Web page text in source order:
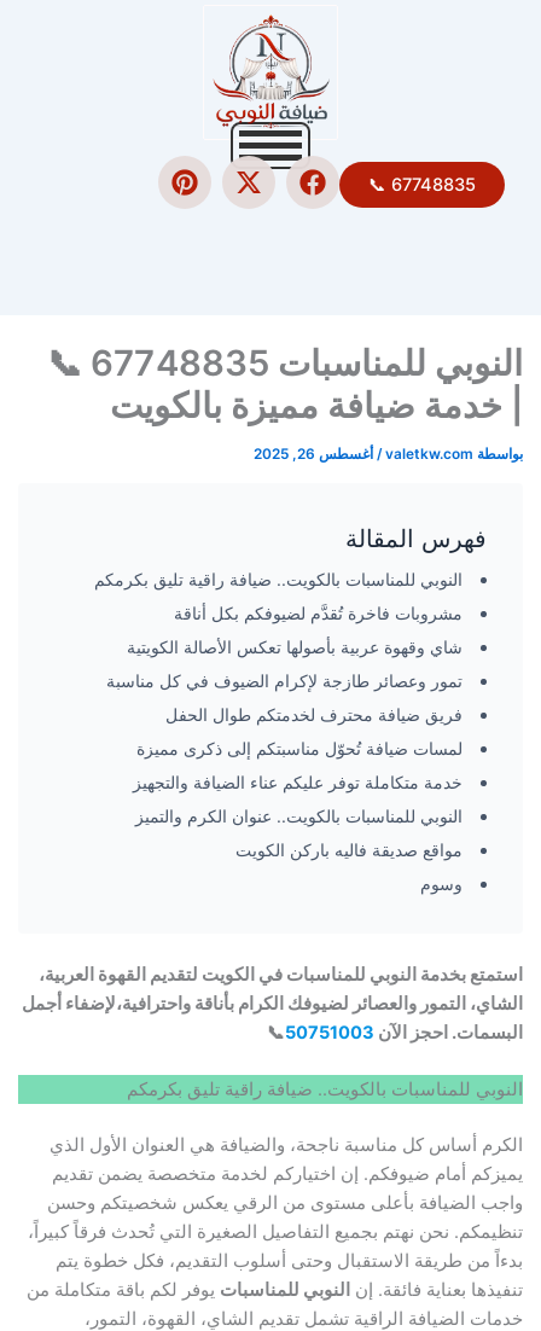
67748835 📞
F
a
k
X
-
e
r
P
i
s
t
النوبي للمناسبات 67748835 📞
| خدمة ضيافة مميزة بالكويت
بواسطة valetkw.com
/أغسطس 26, 2025
فهرس المقالة
النوبي للمناسبات بالكويت.. ضيافة راقية تليق بكرمكم
مشروبات فاخرة تُقدَّم لضيوفكم بكل أناقة
شاي وقهوة عربية بأصولها تعكس الأصالة الكويتية
تمور وعصائر طازجة لإكرام الضيوف في كل مناسبة
فريق ضيافة محترف لخدمتكم طوال الحفل
لمسات ضيافة تُحوّل مناسبتكم إلى ذكرى مميزة
خدمة متكاملة توفر عليكم عناء الضيافة والتجهيز
النوبي للمناسبات بالكويت.. عنوان الكرم والتميز
مواقع صديقة فاليه باركن الكويت
وسوم
استمتع بخدمة النوبي للمناسبات في الكويت لتقديم القهوة العربية،
الشاي، التمور والعصائر لضيوفك الكرام بأناقة واحترافية،لإضفاء أجمل
البسمات. احجز الآن50751003
📞
النوبي للمناسبات بالكويت.. ضيافة راقية تليق بكرمكم
الكرم أساس كل مناسبة ناجحة، والضيافة هي العنوان الأول الذي
يميزكم أمام ضيوفكم. إن اختياركم لخدمة متخصصة يضمن تقديم
واجب الضيافة بأعلى مستوى من الرقي يعكس شخصيتكم وحسن
تنظيمكم. نحن نهتم بجميع التفاصيل الصغيرة التي تُحدث فرقاً كبيراً،
بدءاً من طريقة الاستقبال وحتى أسلوب التقديم، فكل خطوة يتم
تنفيذها بعناية فائقة. إنالنوبي للمناسباتيوفر لكم باقة متكاملة من
خدمات الضيافة الراقية تشمل تقديم الشاي، القهوة، التمور،